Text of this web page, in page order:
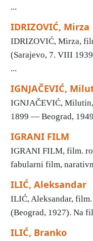
...
IDRIZOVIĆ, Mirza
IDRIZOVIĆ, Mirza,
(Sarajevo, 7. VIII
...
IGNJAČEVIĆ,
IGNJAČEVIĆ,
1899 — Beograd,
IGRANI FILM
IGRANI FILM, film.
fabularni film,
ILIĆ, Aleksandar
ILIĆ, Aleksandar,
(Beograd, 1927). Na
ILIĆ, Branko